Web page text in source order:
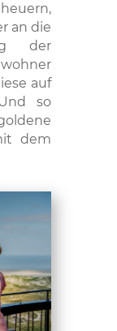
an die
der
auf
so
dem